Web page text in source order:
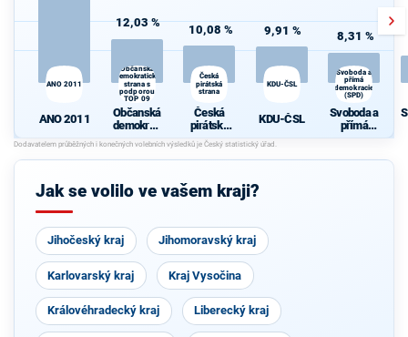
ANO 2011
ANO 2011
12,03 %
Občanská
demokratická
strana s
podporou
TOP 09
Občanská
demokrati
cká strana
s podporou
TOP 09
10,08 %
Česká
pirátská
strana
Česká
pirátská
strana
9,91 %
KDU-ČSL
KDU-ČSL
8,31 %
Svoboda a
přímá
demokracie
(SPD)
Svoboda a
přímá
demokraci
Jak se volilo ve vašem kraji?
Jihočeský kraj Jihomoravský kraj
Karlovarský kraj Kraj Vysočina
Královéhradecký kraj Liberecký kraj